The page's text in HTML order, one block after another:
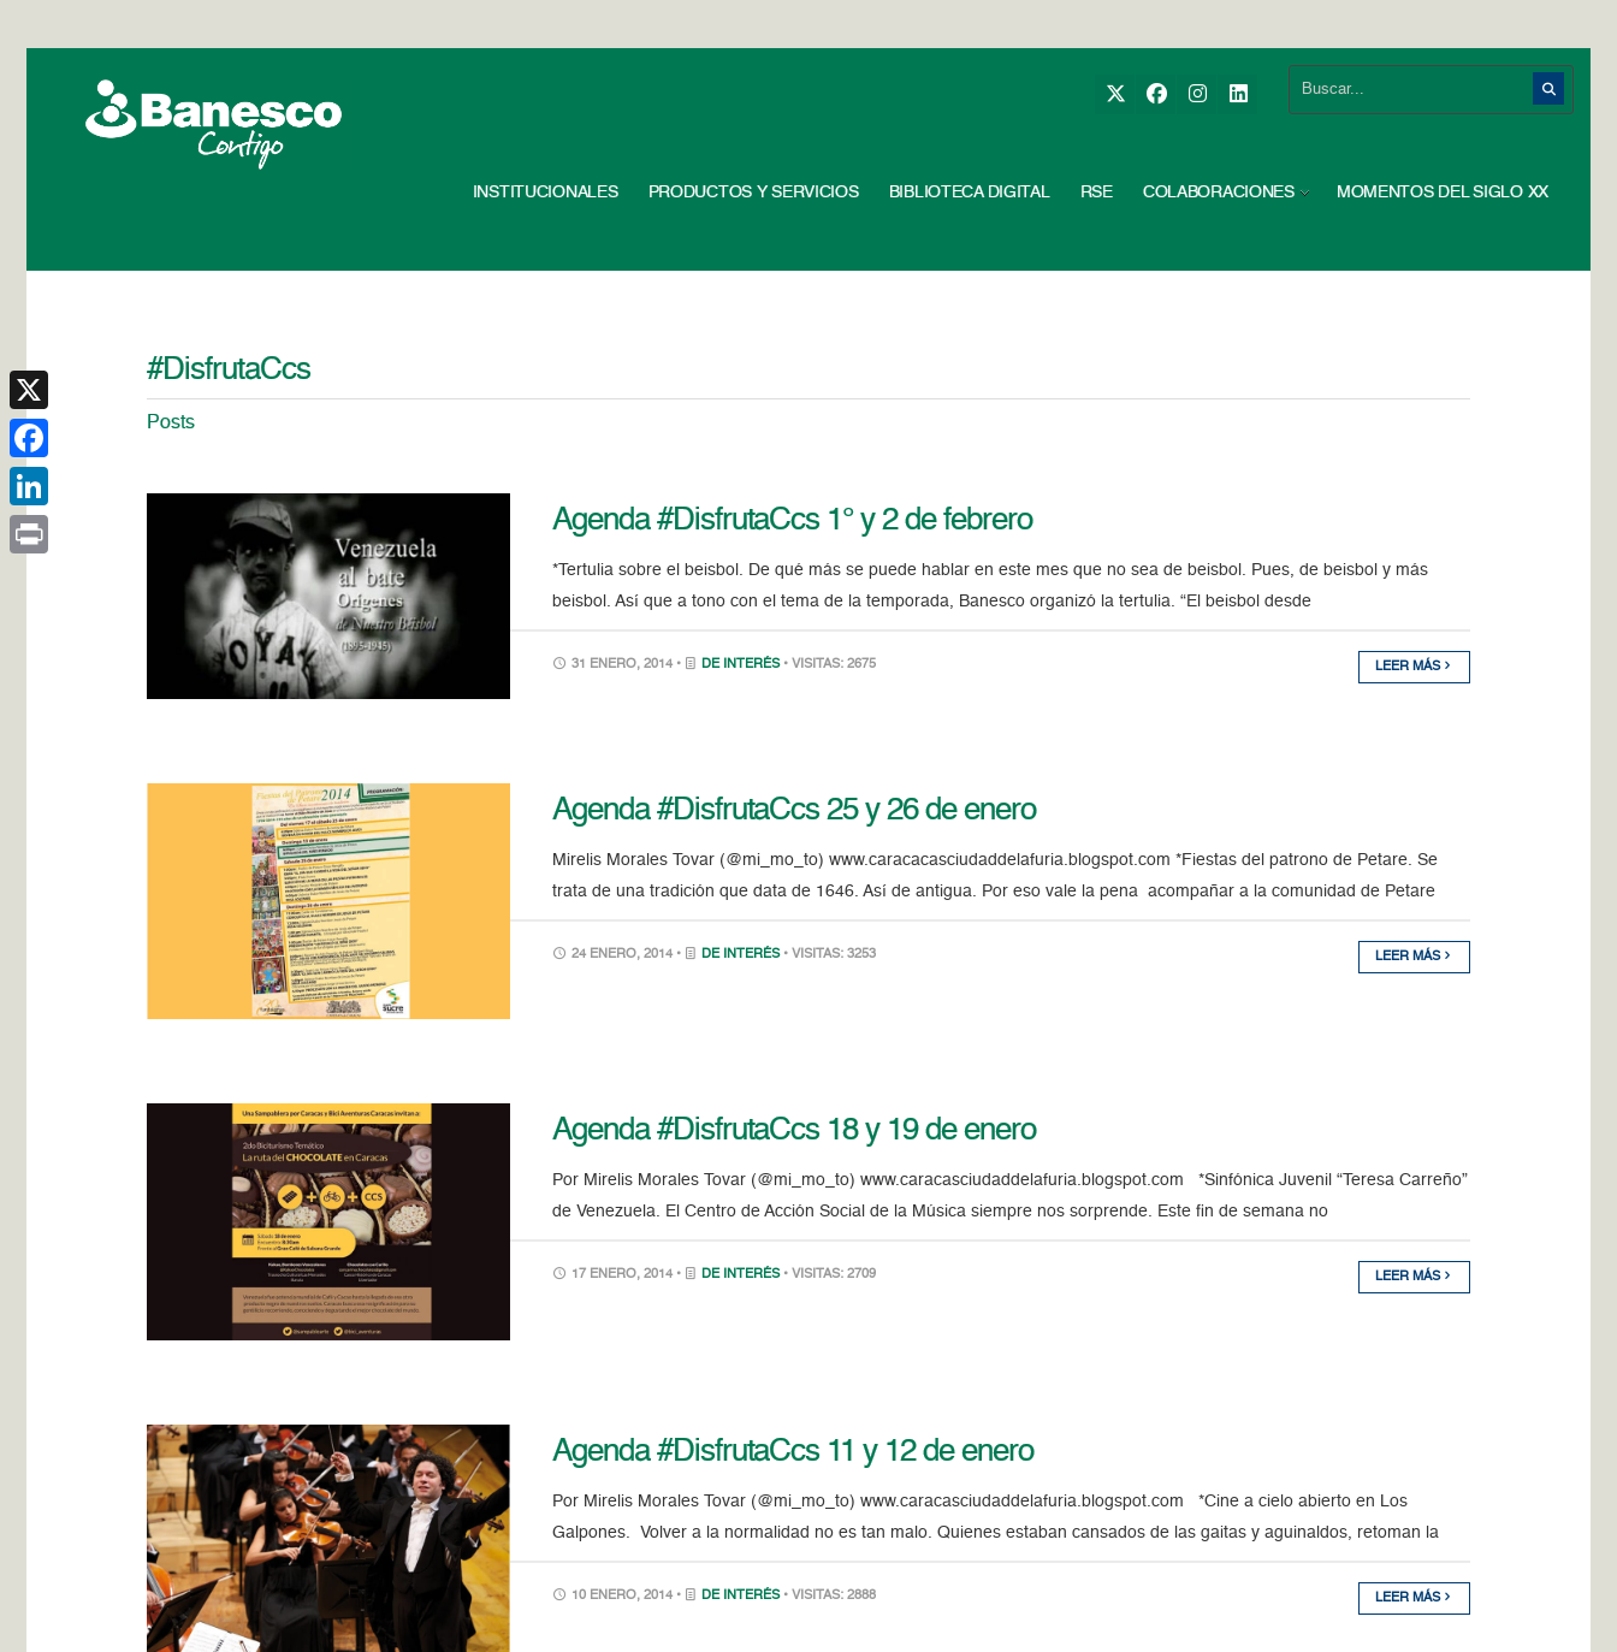
INSTITUCIONALES PRODUCTOS Y SERVICIOS BIBLIOTECA DIGITAL RSE COLABORACIONES MOMENTOS DEL SIGLO XX
#DisfrutaCcs
Posts
Agenda #DisfrutaCcs 1° y 2 de febrero
*Tertulia sobre el beisbol. De qué más se puede hablar en este mes que no sea de beisbol. Pues, de beisbol y más
beisbol. Así que a tono con el tema de la temporada, Banesco organizó la tertulia. “El beisbol desde
31 ENERO, 2014 • DE INTERÉS • VISITAS: 2675 LEER MÁS
Agenda #DisfrutaCcs 25 y 26 de enero
Mirelis Morales Tovar (@mi_mo_to) www.caracacasciudaddelafuria.blogspot.com *Fiestas del patrono de Petare. Se
trata de una tradición que data de 1646. Así de antigua. Por eso vale la pena acompañar a la comunidad de Petare
24 ENERO, 2014 • DE INTERÉS • VISITAS: 3253 LEER MÁS
Agenda #DisfrutaCcs 18 y 19 de enero
Por Mirelis Morales Tovar (@mi_mo_to) www.caracasciudaddelafuria.blogspot.com *Sinfónica Juvenil “Teresa Carreño”
de Venezuela. El Centro de Acción Social de la Música siempre nos sorprende. Este fin de semana no
17 ENERO, 2014 • DE INTERÉS • VISITAS: 2709 LEER MÁS
Agenda #DisfrutaCcs 11 y 12 de enero
Por Mirelis Morales Tovar (@mi_mo_to) www.caracasciudaddelafuria.blogspot.com *Cine a cielo abierto en Los
Galpones. Volver a la normalidad no es tan malo. Quienes estaban cansados de las gaitas y aguinaldos, retoman la
10 ENERO, 2014 • DE INTERÉS • VISITAS: 2888 LEER MÁS
X
Facebook
LinkedIn